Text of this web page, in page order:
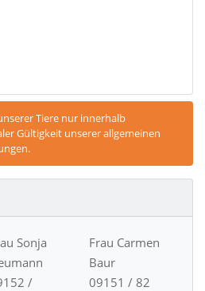
Tiere nur innerhalb
Gültigkeit unserer allgemeinen
Sonja
/
Frau Carmen
Baur
09151 / 82